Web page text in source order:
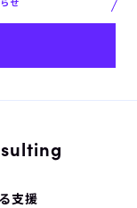
支援